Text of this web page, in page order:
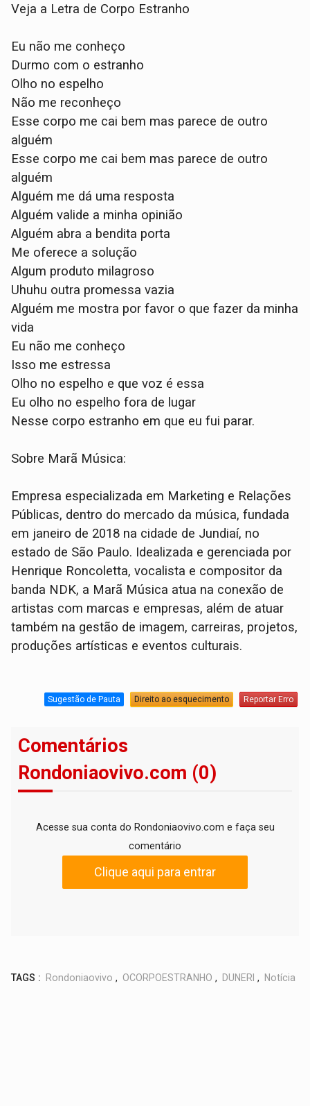
Veja a Letra de Corpo Estranho
Eu não me conheço
Durmo com o estranho
Olho no espelho
Não me reconheço
Esse corpo me cai bem mas parece de outro
alguém
Esse corpo me cai bem mas parece de outro
alguém
Alguém me dá uma resposta
Alguém valide a minha opinião
Alguém abra a bendita porta
Me oferece a solução
Algum produto milagroso
Uhuhu outra promessa vazia
Alguém me mostra por favor o que fazer da minha
vida
Eu não me conheço
Isso me estressa
Olho no espelho e que voz é essa
Eu olho no espelho fora de lugar
Nesse corpo estranho em que eu fui parar.
Sobre Marã Música:
Empresa especializada em Marketing e Relações
Públicas, dentro do mercado da música, fundada
em janeiro de 2018 na cidade de Jundiaí, no
estado de São Paulo. Idealizada e gerenciada por
Henrique Roncoletta, vocalista e compositor da
banda NDK, a Marã Música atua na conexão de
artistas com marcas e empresas, além de atuar
também na gestão de imagem, carreiras, projetos,
produções artísticas e eventos culturais.
Sugestão de Pauta Direito ao esquecimento Reportar Erro
Comentários
Rondoniaovivo.com (0)
Acesse sua conta do Rondoniaovivo.com e faça seu
comentário
Clique aqui para entrar
TAGS : Rondoniaovivo , OCORPOESTRANHO , DUNERI , Notícia